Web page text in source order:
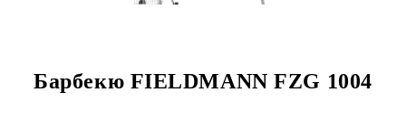
Барбекю FIELDMANN FZG 1004